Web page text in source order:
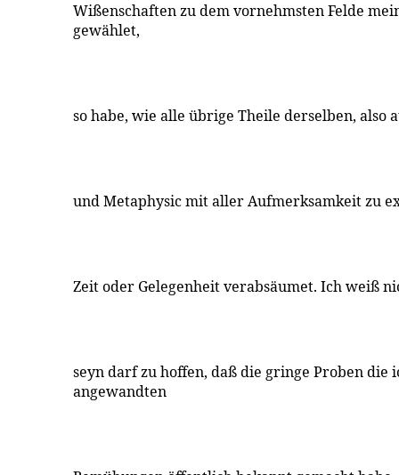
Wißenschaften zu dem vornehmsten Felde
gewählet,
so habe, wie alle übrige Theile derselben, also
und Metaphysic mit aller Aufmerksamkeit zu
Zeit oder Gelegenheit verabsäumet. Ich weiß
seyn darf zu hoffen, daß die gringe Proben die
angewandten